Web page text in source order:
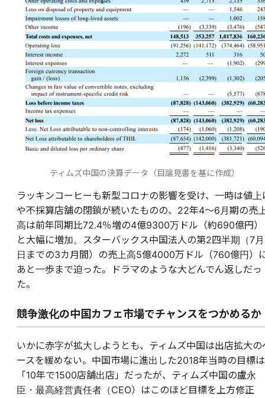
ティムズ中国の決算データ（目論見書を基に作成）
ラッキンコーヒーも新型コロナの影響を受け、一時は値上
や不採算店舗の閉鎖が続いたものの、22年4〜6月期の売
高は前年同期比72.4％増の4億9300万ドル（約690億円）
と大幅に増加。スターバックス中国法人の第2四半期（7
日までの3カ月間）の売上高5億4000万ドル（760億円）
あと一歩まで迫った。ドラマのような大どんでん返しだっ
た。
競争激化の中国カフェ市場でチャンスをつかめるか
いかに赤字が拡大しようとも、ティムズ中国は出店拡大の
ースを緩めない。中国市場に進出した2018年当時の目標は
「10年で1500店舗出店」だったが、ティムズ中国の盧永
臣・最高経営責任者（CEO）はこのほど目標を上方修正